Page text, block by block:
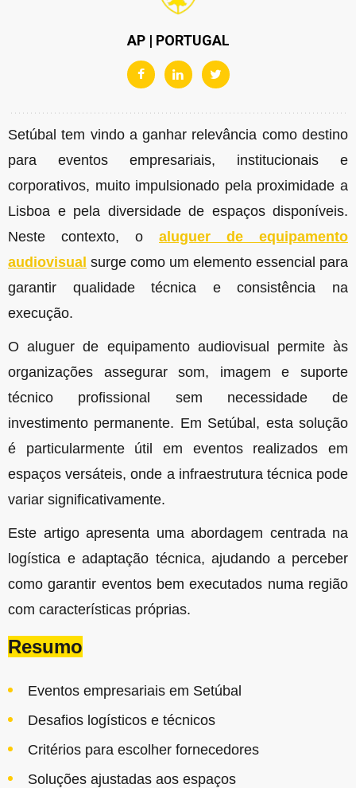
AP | PORTUGAL
Setúbal tem vindo a ganhar relevância como destino
para eventos empresariais, institucionais e
corporativos, muito impulsionado pela proximidade a
Lisboa e pela diversidade de espaços disponíveis.
Neste contexto, o aluguer de equipamento
audiovisual surge como um elemento essencial para
garantir qualidade técnica e consistência na
execução.
O aluguer de equipamento audiovisual permite às
organizações assegurar som, imagem e suporte
técnico profissional sem necessidade de
investimento permanente. Em Setúbal, esta solução
é particularmente útil em eventos realizados em
espaços versáteis, onde a infraestrutura técnica pode
variar significativamente.
Este artigo apresenta uma abordagem centrada na
logística e adaptação técnica, ajudando a perceber
como garantir eventos bem executados numa região
com características próprias.
Resumo
Eventos empresariais em Setúbal
Desafios logísticos e técnicos
Critérios para escolher fornecedores
Soluções ajustadas aos espaços